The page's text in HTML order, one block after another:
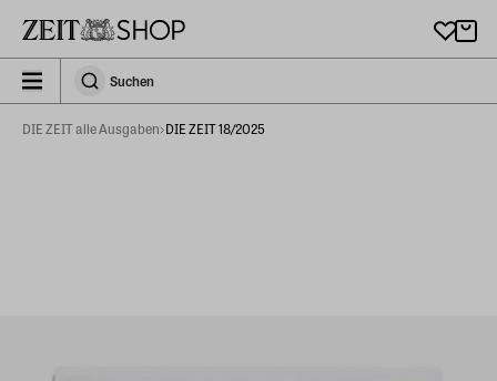
zeit_storefront.components.search.collapsed
SuchenSuchen
DIE ZEIT alle Ausgaben DIE ZEIT 18/2025